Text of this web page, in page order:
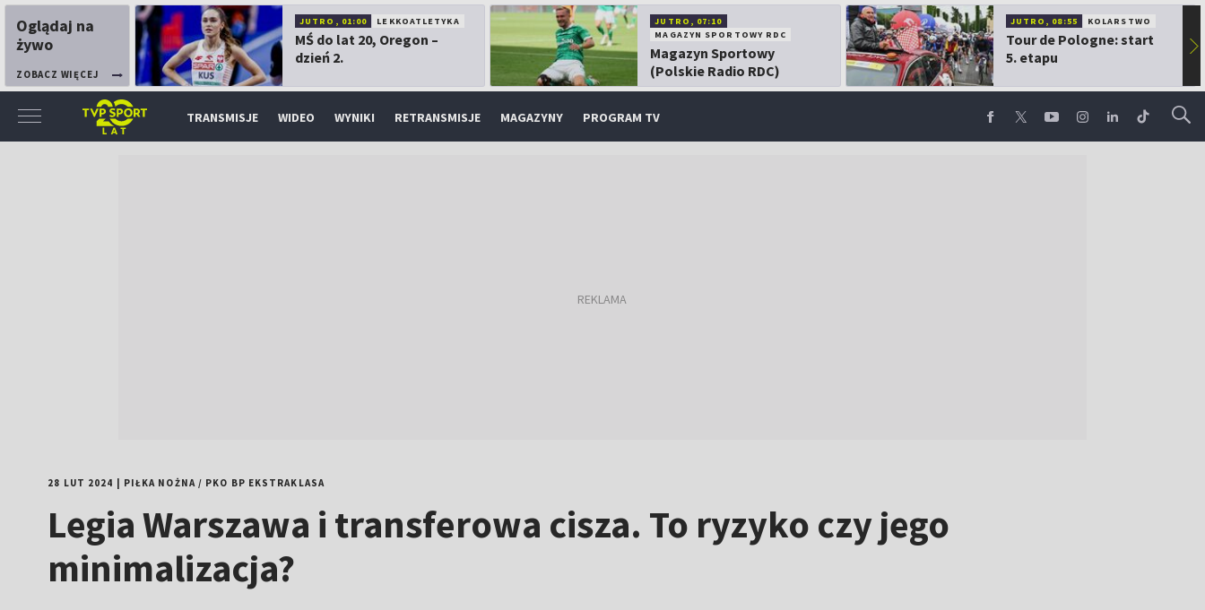
Oglądaj na
żywo
ZOBACZ WIĘCEJ
JUTRO, 01:00 LEKKOATLETYKA
MŚ do lat 20, Oregon –
dzień 2.
JUTRO, 07:10
MAGAZYN SPORTOWY RDC
Magazyn Sportowy
(Polskie Radio RDC)
JUTRO, 08:55 KOLARSTWO
Tour de Pologne: start
5. etapu
▶
TRANSMISJE WIDEO WYNIKI RETRANSMISJE MAGAZYNY PROGRAM TV
28 LUT 2024 PIŁKA NOŻNA/ PKO BP EKSTRAKLASA
Legia Warszawa i transferowa cisza. To ryzyko czy jego
minimalizacja?